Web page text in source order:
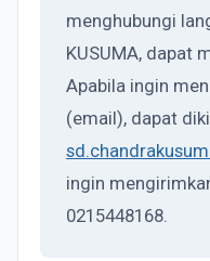
menghubungi
KUSUMA, dapat
Apabila ingin
(email), dapat
ingin
0215448168.